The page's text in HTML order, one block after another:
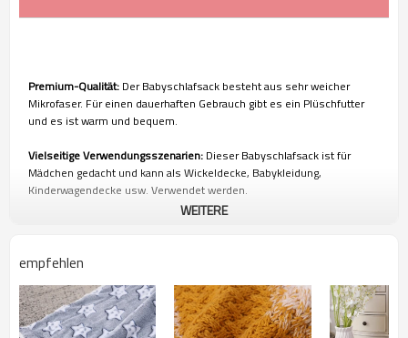
Premium-Qualität: Der Babyschlafsack besteht aus sehr weicher
Mikrofaser. Für einen dauerhaften Gebrauch gibt es ein Plüschfutter
und es ist warm und bequem.
Vielseitige Verwendungsszenarien: Dieser Babyschlafsack ist für
Mädchen gedacht und kann als Wickeldecke, Babykleidung,
Kinderwagendecke usw. Verwendet werden.
und Mama warm gewickelt werden.
100%Zufriedenheit garantiert: Kundenzufriedenheit ist uns sehr
wichtig. Wir sind zuversichtlich, dass Ihnen unsere Produkte gefallen
werden. Unser Kundendienstteam wird Sie jederzeit bedienen.
WEITERE
empfehlen